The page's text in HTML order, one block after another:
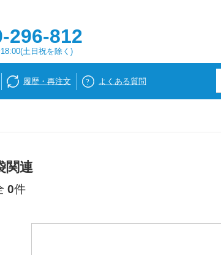
296-812
土日祝を除く)
履歴・再注文 よくある質問
関連
0件